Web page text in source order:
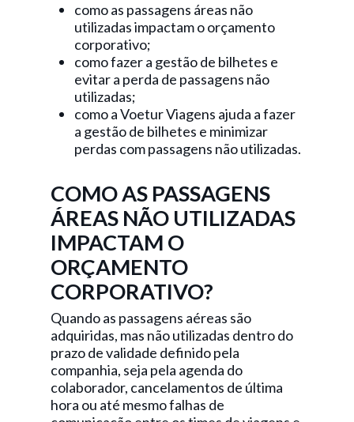
como as passagens áreas não
utilizadas impactam o orçamento
corporativo;
como fazer a gestão de bilhetes e
evitar a perda de passagens não
utilizadas;
como a Voetur Viagens ajuda a fazer
a gestão de bilhetes e minimizar
perdas com passagens não utilizadas.
COMO AS PASSAGENS
ÁREAS NÃO UTILIZADAS
IMPACTAM O
ORÇAMENTO
CORPORATIVO?
Quando as passagens aéreas são
adquiridas, mas não utilizadas dentro do
prazo de validade definido pela
companhia, seja pela agenda do
colaborador, cancelamentos de última
hora ou até mesmo falhas de